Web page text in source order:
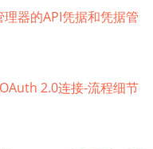
理器的API凭据和凭据管
2.0连接-流程细节